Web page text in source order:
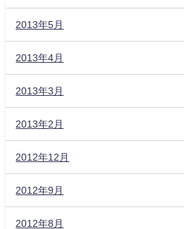
2013年5月
2013年4月
2013年3月
2013年2月
2012年12月
2012年9月
2012年8月